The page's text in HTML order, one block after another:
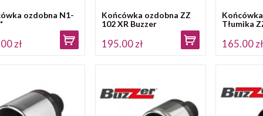
ozdobna N1-
zł
Końcówka ozdobna ZZ
102 XR Buzzer
195.00 zł
Tłumika
165.00 zł